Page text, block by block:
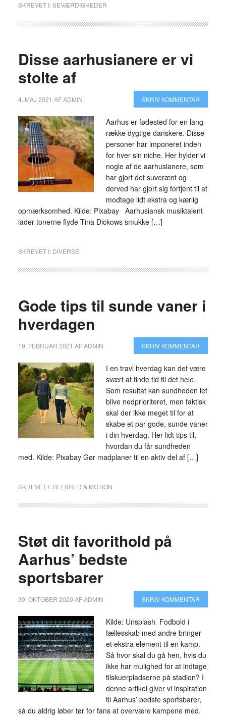
SKREVET I:SEVÆRDIGHEDER
Disse aarhusianere er vi
stolte af
4. MAJ 2021 AFADMIN SKRIV KOMMENTAR
Aarhus er fødested for en lang
række dygtige danskere. Disse
personer har imponeret inden
for hver sin niche. Her hylder vi
nogle af de aarhusianere, som
har gjort det suverænt og
derved har gjort sig fortjent til at
modtage lidt ekstra og kærlig
opmærksomhed. Kilde: Pixabay Aarhusiansk musiktalent
lader tonerne flyde Tina Dickows smukke […]
SKREVET I: DIVERSE
Gode tips til sunde vaner i
hverdagen
19. FEBRUAR 2021 AFADMIN SKRIV KOMMENTAR
I en travl hverdag kan det være
svært at finde tid til det hele.
Som resultat kan sundheden let
blive nedprioriteret, men faktisk
skal der ikke meget til for at
skabe et par gode, sunde vaner
i din hverdag. Her lidt tips til,
hvordan du får sundheden
med. Kilde: Pixabay Gør madplaner til en aktiv del af […]
SKREVET I: HELBRED & MOTION
Støt dit favorithold på
Aarhus’ bedste
sportsbarer
30. OKTOBER 2020 AFADMIN SKRIV KOMMENTAR
Kilde: Unsplash Fodbold i
fællesskab med andre bringer
et ekstra element til en kamp.
Så hvor skal du gå hen, hvis du
ikke har mulighed for at indtage
tilskuerpladserne på stadion? I
denne artikel giver vi inspiration
til Aarhus’ bedste sportsbarer,
så du aldrig løber tør for fans at overvære kampene med.